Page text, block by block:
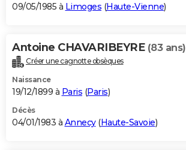
09/05/1985 à Limoges (Haute-Vienne)
Antoine CHAVARIBEYRE (83 ans)
Créer une cagnotte obsèques
Naissance
19/12/1899 à Paris (Paris)
Décès
04/01/1983 à Annecy(Haute-Savoie)